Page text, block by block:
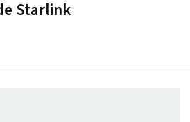
Starlink